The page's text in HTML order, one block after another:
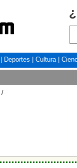
Deportes Cultura|
/